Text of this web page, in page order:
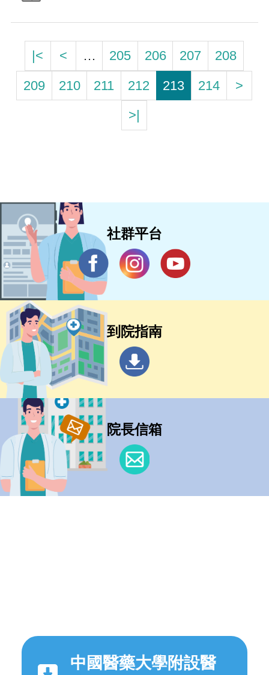
|< < … 205 206 207
208
209
210 211 212 213 214
>
>|
社群平台
到院指南
院長信箱
中國醫藥大學附設醫